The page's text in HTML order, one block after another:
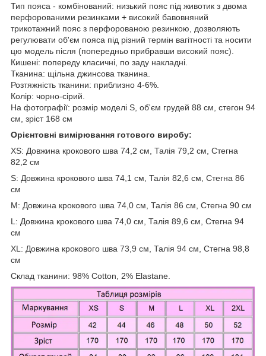
Тип пояса - комбінований: низький пояс під животик з двома
перфорованими резинками + високий бавовняний
трикотажний пояс з перфорованою резинкою, дозволяють
регулювати об'єм пояса під різний термін вагітності та носити
цю модель після (попередньо прибравши високий пояс).
Кишені: попереду класичні, по заду накладні.
Тканина: щільна джинсова тканина.
Розтяжність тканини: приблизно 4-6%.
Колір: чорно-сірий.
На фотографії: розмір моделі S, об'єм грудей 88 см, стегон 94
см, зріст 168 см
Орієнтовні вимірювання готового виробу:
XS: Довжина крокового шва 74,2 см, Талія 79,2 см, Стегна
82,2 см
S: Довжина крокового шва 74,1 см, Талія 82,6 см, Стегна 86
см
M: Довжина крокового шва 74,0 см, Талія 86 см, Стегна 90 см
L: Довжина крокового шва 74,0 см, Талія 89,6 см, Стегна 94
см
XL: Довжина крокового шва 73,9 см, Талія 94 см, Стегна 98,8
см
Склад тканини: 98% Cotton, 2% Elastane.